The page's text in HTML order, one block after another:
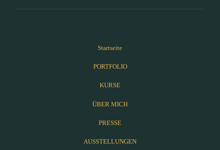
Startseite
PORTFOLIO
KURSE
ÜBER MICH
PRESSE
AUSSTELLUNGEN